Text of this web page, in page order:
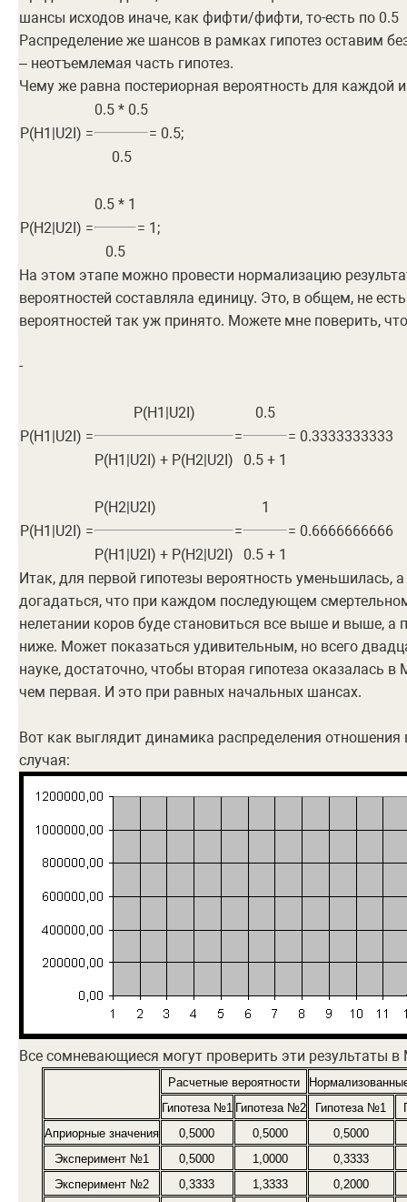
шансы исходов иначе, как фифти/фифти, то-есть по 0.5
Распределение же шансов в рамках гипотез оставим
– неотъемлемая часть гипотез.
Чему же равна постериорная вероятность для каждой
0.5 * 0.5
P(H1|U2I) =
= 0.5;
0.5
0.5 * 1
P(H2|U2I) =
= 1;
0.5
На этом этапе можно провести нормализацию
вероятностей составляла единицу. Это, в общем, не
вероятностей так уж принято. Можете мне поверить,
-
P(H1|U2I)
0.5
P(H1|U2I) =
=
= 0.3333333333
P(H1|U2I) + P(H2|U2I)
0.5 + 1
P(H2|U2I)
1
P(H1|U2I) =
=
= 0.6666666666
P(H1|U2I) + P(H2|U2I)
0.5 + 1
Итак, для первой гипотезы вероятность уменьшилась,
догадаться, что при каждом последующем
нелетании коров буде становиться все выше и выше, а
ниже. Может показаться удивительным, но всего
науке, достаточно, чтобы вторая гипотеза оказалась
чем первая. И это при равных начальных шансах.
Вот как выглядит динамика распределения отношения
случая:
Все сомневающиеся могут проверить эти результаты
Расчетные вероятности
Гипотеза №1 Гипотеза №2 Гипотеза №1
Априорные значения
0,5000 0,5000
0,5000
Эксперимент №1
0,5000 1,0000
0,3333
Эксперимент №2
0,3333 1,3333
0,2000